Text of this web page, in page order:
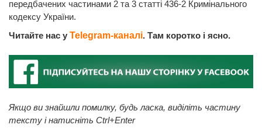
передбачених частинами 2 та 3 статті 436-2 Кримінального
кодексу України.
Читайте нас у Telegram-каналі. Там коротко і ясно.
Якщо ви знайшли помилку, будь ласка, виділіть частину
тексту і натисніть Ctrl+Enter